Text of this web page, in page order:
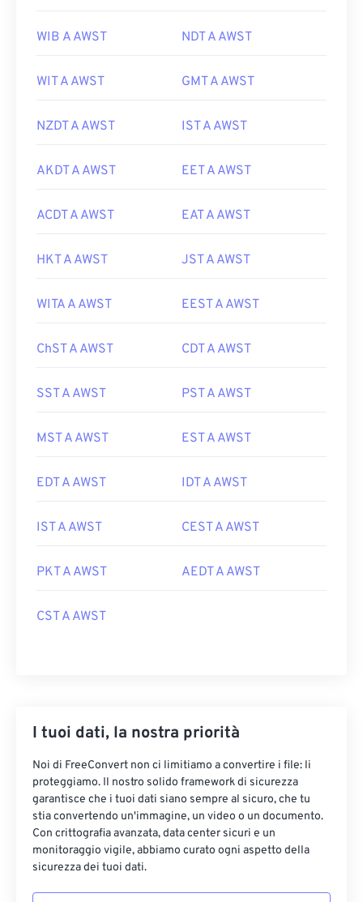
WIB A AWST NDT A AWST
WIT A AWST GMT A AWST
NZDT A AWST IST A AWST
AKDT A AWST EET A AWST
ACDT A AWST EAT A AWST
HKT A AWST JST A AWST
WITA A AWST EEST A AWST
ChST A AWST CDT A AWST
SST A AWST PST A AWST
MST A AWST EST A AWST
EDT A AWST IDT A AWST
IST A AWST CEST A AWST
PKT A AWST AEDT A AWST
CST A AWST
I tuoi dati, la nostra priorità
Noi di FreeConvert non ci limitiamo a convertire i file: li
proteggiamo. Il nostro solido framework di sicurezza
garantisce che i tuoi dati siano sempre al sicuro, che tu
stia convertendo un'immagine, un video o un documento.
Con crittografia avanzata, data center sicuri e un
monitoraggio vigile, abbiamo curato ogni aspetto della
sicurezza dei tuoi dati.